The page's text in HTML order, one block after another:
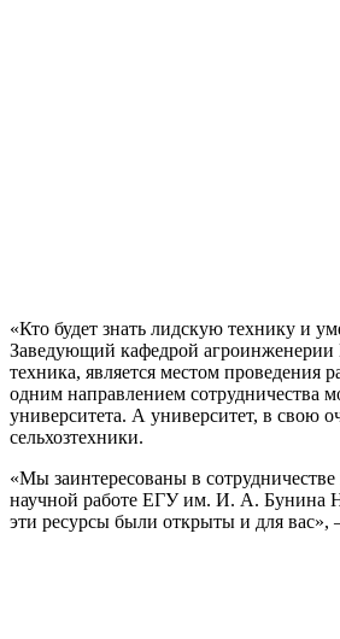
«Кто будет знать лидскую технику и
Заведующий кафедрой агроинженерии
техника, является местом
одним направлением сотрудничества
университета. А университет, в свою
сельхозтехники.
«Мы заинтересованы в
научной работе ЕГУ им. И. А. Бунина
эти ресурсы были открыты и для вас»,